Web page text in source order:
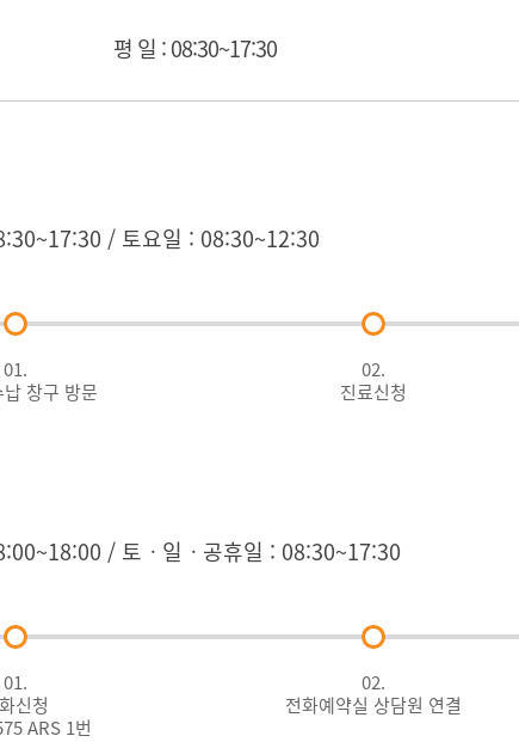
평 일 : 08:30~17:30
/ 토요일 : 08:30~12:30
01.
창구 방문
02.
진료신청
/ 토ㆍ일ㆍ공휴일 : 08:30~17:30
01.
신청
ARS 1번
02.
전화예약실 상담원 연결